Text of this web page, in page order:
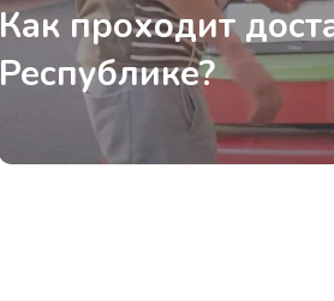
Как проходит
Республике?